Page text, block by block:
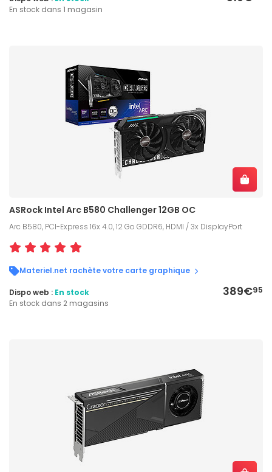
En stock dans 1 magasin
ASRock Intel Arc B580 Challenger 12GB OC
Arc B580, PCI-Express 16x 4.0, 12 Go GDDR6, HDMI / 3x DisplayPort
Materiel.net rachète votre carte graphique
389€95
Dispo web : En stock
En stock dans 2 magasins